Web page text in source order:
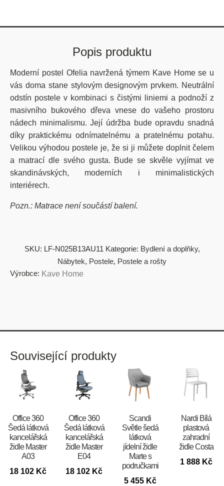
Popis produktu
Moderní postel Ofelia navržená týmem Kave Home se u
vás doma stane stylovým designovým prvkem. Neutrální
odstín postele v kombinaci s čistými liniemi a podnoží z
masivního bukového dřeva vnese do vašeho prostoru
nádech minimalismu. Její údržba bude opravdu snadná
díky praktickému odnímatelnému a pratelnému potahu.
Velikou výhodou postele je, že si ji můžete doplnit čelem
a matrací dle svého gusta. Bude se skvěle vyjímat ve
skandinávských, moderních i minimalistických
interiérech.
Pozn.: Matrace není součástí balení.
SKU: LF-N025B13AU11 Kategorie: Bydlení a doplňky,
Nábytek, Postele, Postele a rošty
Výrobce: Kave Home
Související produkty
Office 360
Šedá látková
kancelářská
židle Master
A03
18 102 Kč
Office 360
Šedá látková
kancelářská
židle Master
E04
18 102 Kč
Scandi
Světle šedá
látková
jídelní židle
Marte s
područkami
5 455 Kč
Nardi Bílá
plastová
zahradní
židle Costa
1 888 Kč